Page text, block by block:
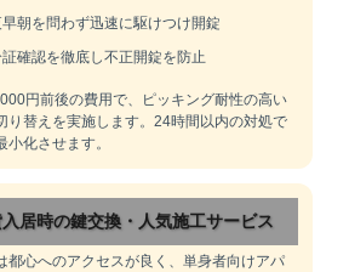
朝を問わず迅速に駆けつけ開錠
確認を徹底し不正開錠を防止
円前後の費用で、ピッキング耐性の高い
り替えを実施します。24時間以内の対処で
小化させます。
居時の鍵交換・人気施工サービス
都心へのアクセスが良く、単身者向けアパ